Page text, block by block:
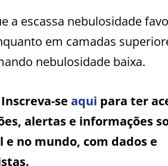
a escassa nebulosidade
em camadas
nebulosidade baixa.
se aqui para ter
alertas e informações
no mundo, com dados e